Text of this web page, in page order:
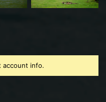
account info.